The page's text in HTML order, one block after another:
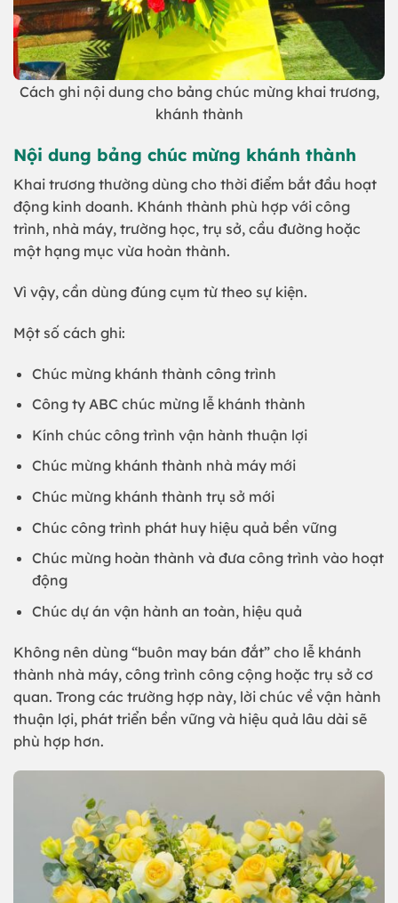
Cách ghi nội dung cho bảng chúc mừng khai trương,
khánh thành
Nội dung bảng chúc mừng khánh thành
Khai trương thường dùng cho thời điểm bắt đầu hoạt
động kinh doanh. Khánh thành phù hợp với công
trình, nhà máy, trường học, trụ sở, cầu đường hoặc
một hạng mục vừa hoàn thành.
Vì vậy, cần dùng đúng cụm từ theo sự kiện.
Một số cách ghi:
Chúc mừng khánh thành công trình
Công ty ABC chúc mừng lễ khánh thành
Kính chúc công trình vận hành thuận lợi
Chúc mừng khánh thành nhà máy mới
Chúc mừng khánh thành trụ sở mới
Chúc công trình phát huy hiệu quả bền vững
Chúc mừng hoàn thành và đưa công trình vào hoạt
động
Chúc dự án vận hành an toàn, hiệu quả
Không nên dùng “buôn may bán đắt” cho lễ khánh
thành nhà máy, công trình công cộng hoặc trụ sở cơ
quan. Trong các trường hợp này, lời chúc về vận hành
thuận lợi, phát triển bền vững và hiệu quả lâu dài sẽ
phù hợp hơn.